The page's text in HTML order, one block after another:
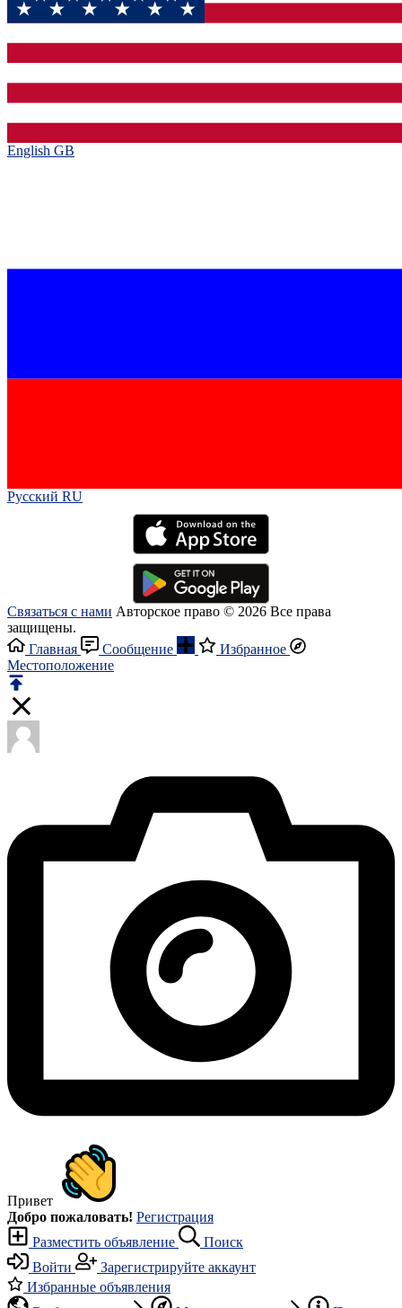
English GB‎
Русский RU‎
Связаться с нами Авторское право © 2026 Все права
защищены.
Главная
Сообщение
Избранное
Местоположение
Привет
Добро пожаловать! Регистрация
Разместить объявление
Поиск
Войти
Зарегистрируйте аккаунт
Избранные объявления